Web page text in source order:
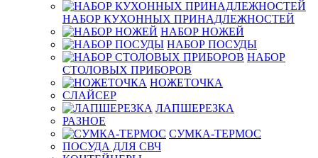
НАБОР КУХОННЫХ ПРИНАДЛЕЖНОСТЕЙ
НАБОР НОЖЕЙ
НАБОР ПОСУДЫ
НАБОР
СТОЛОВЫХ ПРИБОРОВ
НОЖЕТОЧКА
СЛАЙСЕР
ЛАПШЕРЕЗКА
РАЗНОЕ
СУМКА-ТЕРМОС
ПОСУДА ДЛЯ СВЧ